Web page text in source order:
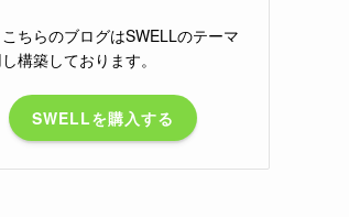
ちらのブログはSWELLのテーマ
構築しております。
SWELLを購入する